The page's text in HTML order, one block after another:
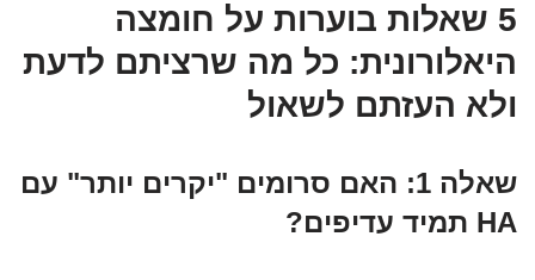
5 שאלות בוערות על חומצה
היאלורונית: כל מה שרציתם לדעת
ולא העזתם לשאול
שאלה 1: האם סרומים "יקרים יותר" עם
HA תמיד עדיפים?